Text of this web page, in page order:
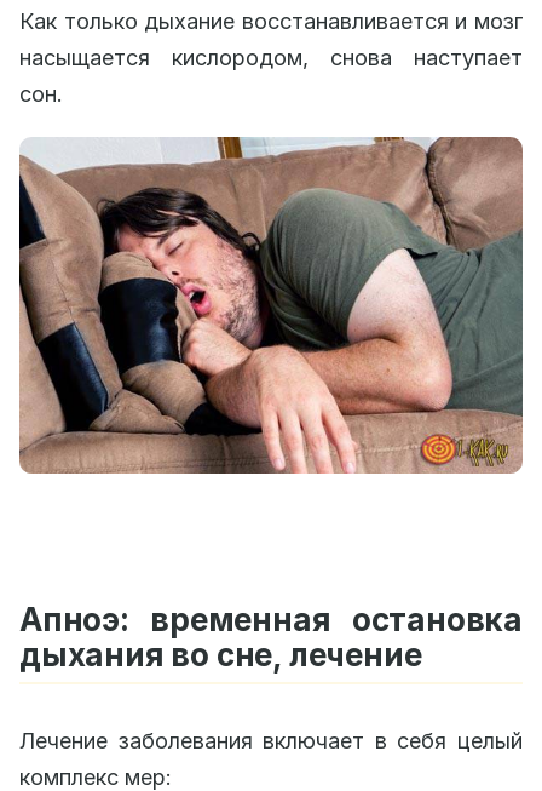
Как только дыхание восстанавливается и мозг
насыщается кислородом, снова наступает
сон.
Апноэ: временная остановка
дыхания во сне, лечение
Лечение заболевания включает в себя целый
комплекс мер: